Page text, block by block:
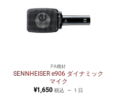
PA機材
SENNHEISER e906 ダイナミック
マイク
¥1,650 税込 1 日